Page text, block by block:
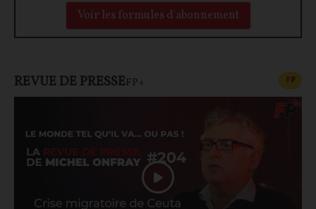
Voir les formules d'abonnement
REVUE DE PRESSEFP+ FP